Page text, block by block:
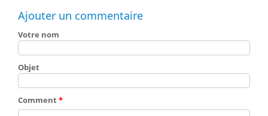
Ajouter un commentaire
Votre nom
Objet
Comment*